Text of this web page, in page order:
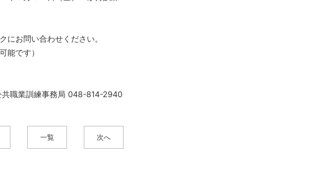
にお問い合わせください。
能です）
共職業訓練事務局 048-814-2940
一覧 次へ